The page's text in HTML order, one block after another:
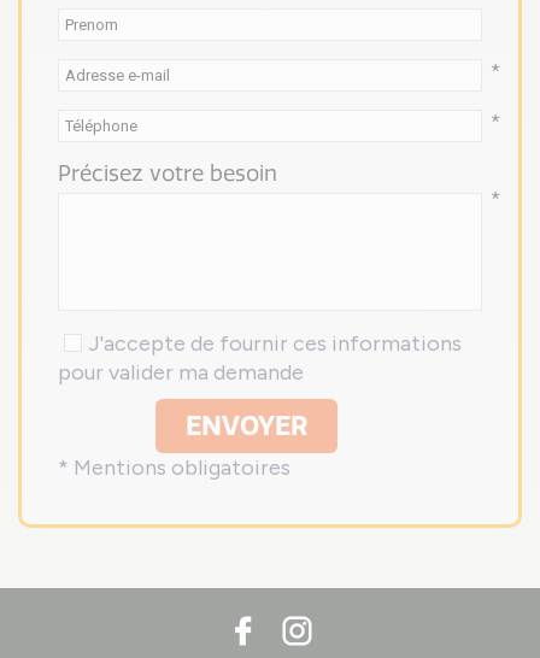
*
*
Précisez votre besoin
*
J'accepte de fournir ces informations
pour valider ma demande
ENVOYER
* Mentions obligatoires